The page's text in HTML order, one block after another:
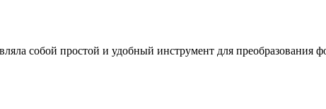
собой простой и удобный инструмент для преобразования